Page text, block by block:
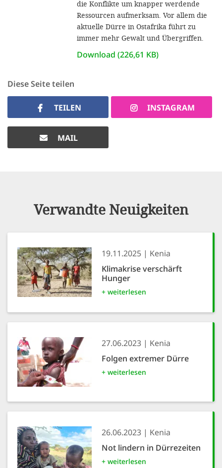
die Konflikte um knapper werdende
Ressourcen aufmerksam. Vor allem die
aktuelle Dürre in Ostafrika führt zu
immer mehr Gewalt und Übergriffen.
Download (226,61 KB)
Diese Seite teilen
TEILEN INSTAGRAM
MAIL
Verwandte Neuigkeiten
19.11.2025
Kenia
Klimakrise verschärft
Hunger
+ weiterlesen
27.06.2023
Kenia
Folgen extremer Dürre
+ weiterlesen
26.06.2023
Kenia
Not lindern in Dürrezeiten
+ weiterlesen